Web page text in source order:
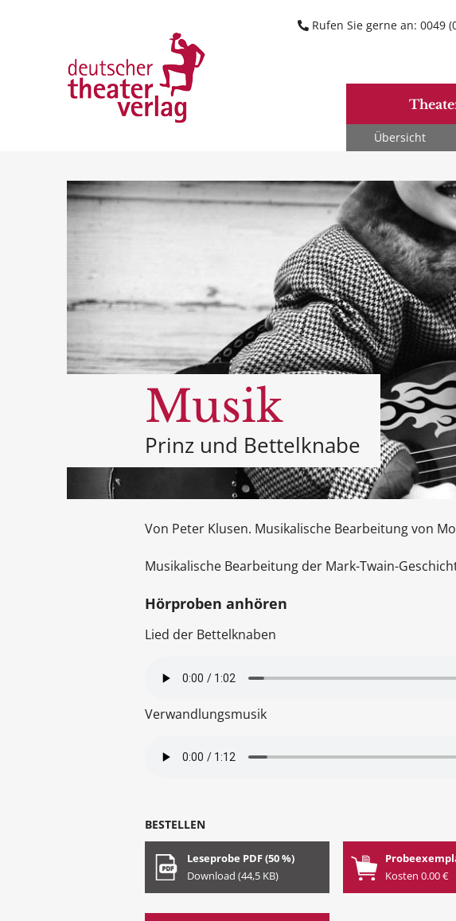
Übersicht
Rufen Sie gerne an: 0049
Musik
Prinz und Bettelknabe
Von Peter Klusen. Musikalische Bearbeitung von
Musikalische Bearbeitung der Mark-Twain-
Hörproben anhören
Lied der Bettelknaben
Verwandlungsmusik
BESTELLEN
Leseprobe PDF (50 %)
Download (44,5 KB)
Kosten 0.00 €